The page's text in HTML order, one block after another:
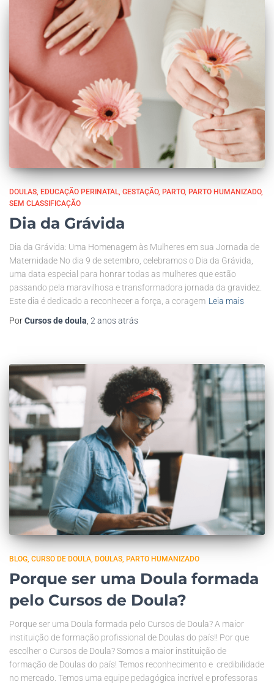
DOULAS EDUCAÇÃO PERINATAL GESTAÇÃO PARTO PARTO HUMANIZADO
SEM CLASSIFICAÇÃO
Dia da Grávida
Dia da Grávida: Uma Homenagem às Mulheres em sua Jornada de
Maternidade No dia 9 de setembro, celebramos o Dia da Grávida,
uma data especial para honrar todas as mulheres que estão
passando pela maravilhosa e transformadora jornada da gravidez.
Este dia é dedicado a reconhecer a força, a coragem Leia mais
PorCursos de doula 2 anosatrás
BLOG CURSO DE DOULA DOULAS PARTO HUMANIZADO
Porque ser uma Doula formada
pelo Cursos de Doula?
Porque ser uma Doula formada pelo Cursos de Doula? A maior
instituição de formação profissional de Doulas do país!! Por que
escolher o Cursos de Doula? Somos a maior instituição de
formação de Doulas do país! Temos reconhecimento e credibilidade
no mercado. Temos uma equipe pedagógica incrível e professoras